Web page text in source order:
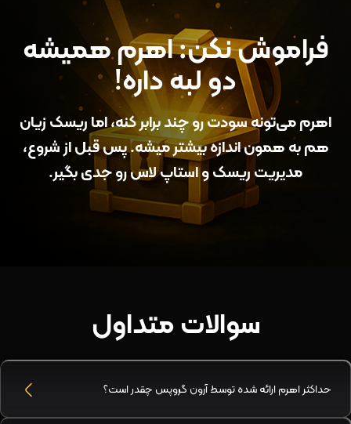
فراموش نکن: اهرم همیشه
دو لبه داره!
اهرم می‌تونه سودت رو چند برابر کنه، اما ریسک زیان
هم به همون اندازه بیشتر میشه. پس قبل از شروع،
مدیریت ریسک و استاپ‌ لاس رو جدی بگیر.
سوالات متداول
حداکثر اهرم ارائه‌ شده توسط آرون گروپس چقدر است؟